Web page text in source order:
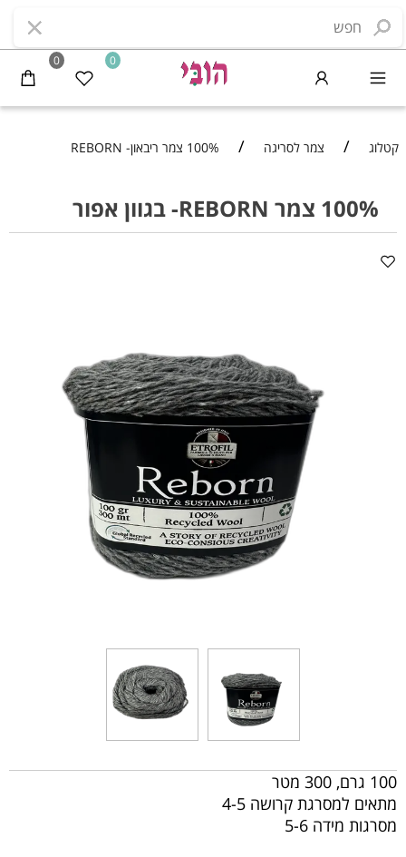
0 0
קטלוג / צמר לסריגה / 100% צמר ריבאון- REBORN
100% צמר REBORN- בגוון אפור
100 גרם, 300 מטר
מתאים למסרגת קרושה 4-5
מסרגות מידה 5-6